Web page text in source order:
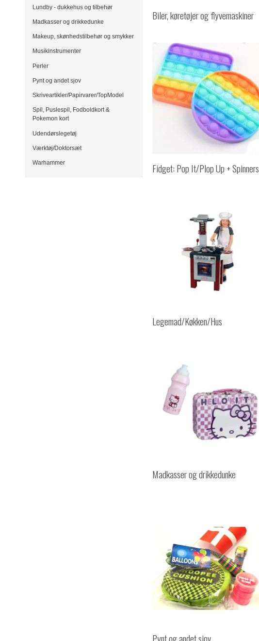
Lundby - dukkehus og tilbehør
Madkasser og drikkedunke
Makeup, skønhedstilbehør og smykker
Musikinstrumenter
Perler
Pynt og andet sjov
Skriveartikler/Papirvarer/TopModel
Spil, Puslespil, Fodboldkort &
Pokemon kort
Udendørslegetøj
Værktøj/Doktorsæt
Warhammer
Biler, køretøjer og flyvemaskiner
Fidget: Pop It/Plop Up + Spinners
Legemad/Køkken/Hus
Madkasser og drikkedunke